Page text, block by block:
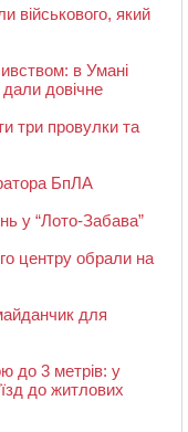
військового, який
в Умані
довічне
три провулки та
БпЛА
у “Лото-Забава”
центру обрали на
для
до 3 метрів: у
до житлових